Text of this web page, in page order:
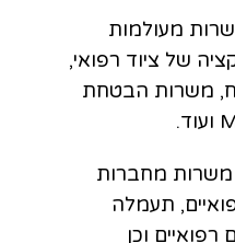
מעולמות
של ציוד רפואי,
משרות הבטחת
מחברות
תעמלה
וכן